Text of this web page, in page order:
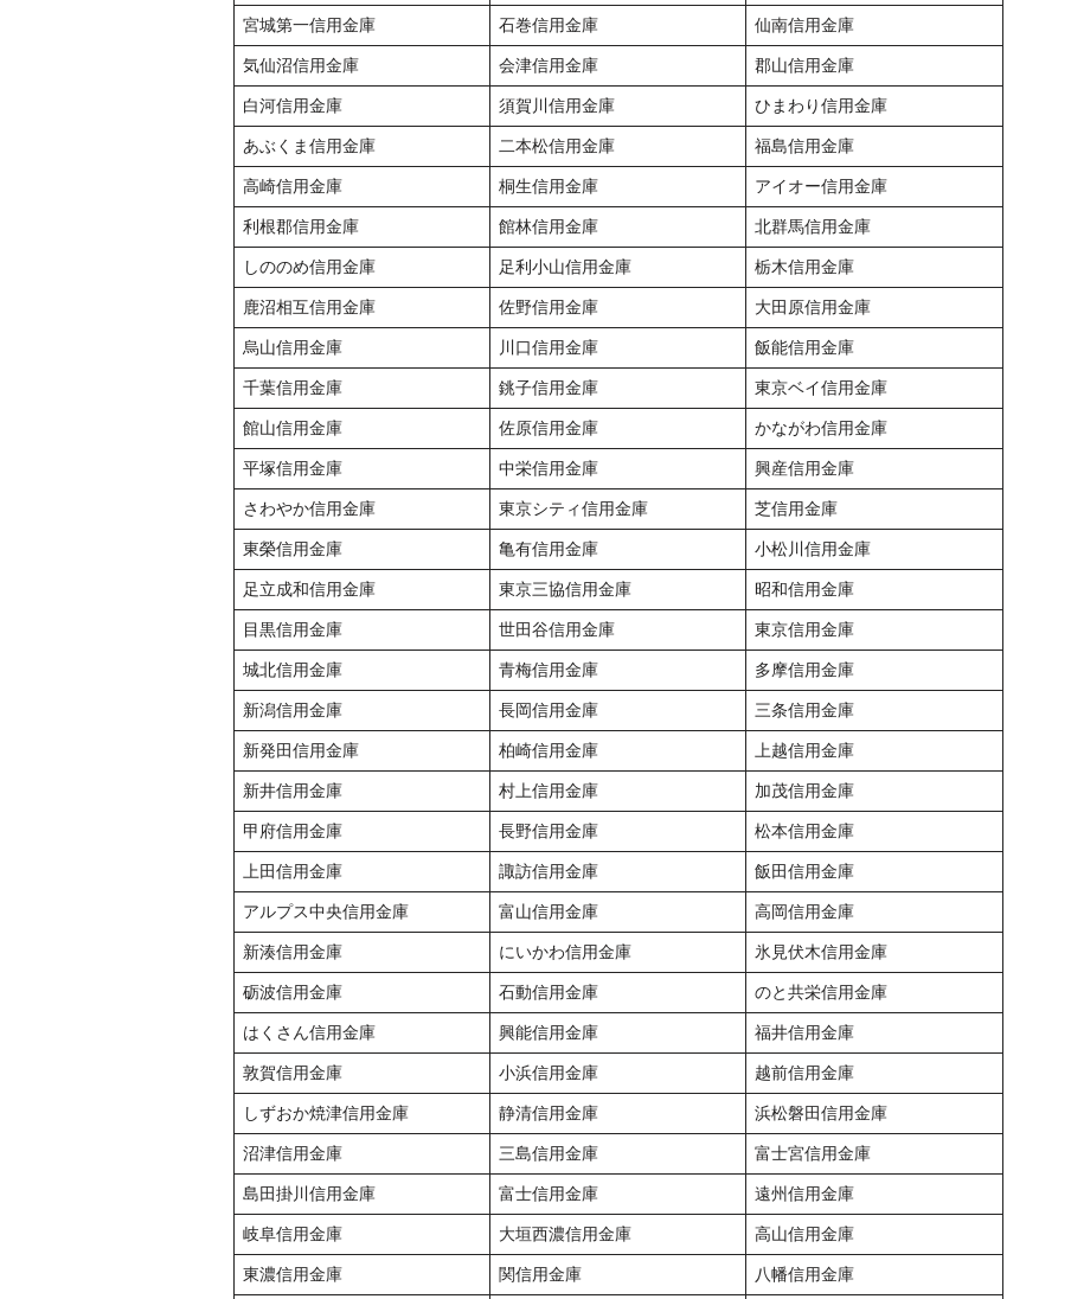
宮城第一信用金庫 石巻信用金庫 仙南信用金庫
気仙沼信用金庫 会津信用金庫 郡山信用金庫
白河信用金庫 須賀川信用金庫 ひまわり信用金庫
あぶくま信用金庫 二本松信用金庫 福島信用金庫
高崎信用金庫 桐生信用金庫 アイオー信用金庫
利根郡信用金庫 館林信用金庫 北群馬信用金庫
しののめ信用金庫 足利小山信用金庫 栃木信用金庫
鹿沼相互信用金庫 佐野信用金庫 大田原信用金庫
烏山信用金庫 川口信用金庫 飯能信用金庫
千葉信用金庫 銚子信用金庫 東京ベイ信用金庫
館山信用金庫 佐原信用金庫 かながわ信用金庫
平塚信用金庫 中栄信用金庫 興産信用金庫
さわやか信用金庫 東京シティ信用金庫 芝信用金庫
東榮信用金庫 亀有信用金庫 小松川信用金庫
足立成和信用金庫 東京三協信用金庫 昭和信用金庫
目黒信用金庫 世田谷信用金庫 東京信用金庫
城北信用金庫 青梅信用金庫 多摩信用金庫
新潟信用金庫 長岡信用金庫 三条信用金庫
新発田信用金庫 柏崎信用金庫 上越信用金庫
新井信用金庫 村上信用金庫 加茂信用金庫
甲府信用金庫 長野信用金庫 松本信用金庫
上田信用金庫 諏訪信用金庫 飯田信用金庫
アルプス中央信用金庫 富山信用金庫 高岡信用金庫
新湊信用金庫 にいかわ信用金庫 氷見伏木信用金庫
砺波信用金庫 石動信用金庫 のと共栄信用金庫
はくさん信用金庫 興能信用金庫 福井信用金庫
敦賀信用金庫 小浜信用金庫 越前信用金庫
しずおか焼津信用金庫 静清信用金庫 浜松磐田信用金庫
沼津信用金庫 三島信用金庫 富士宮信用金庫
島田掛川信用金庫 富士信用金庫 遠州信用金庫
岐阜信用金庫 大垣西濃信用金庫 高山信用金庫
東濃信用金庫 関信用金庫 八幡信用金庫